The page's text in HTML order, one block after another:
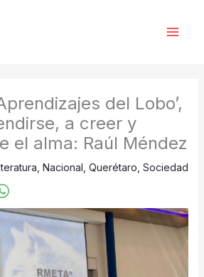
del Lobo’,
a creer y
el alma: Raúl Méndez
Nacional Querétaro Sociedad